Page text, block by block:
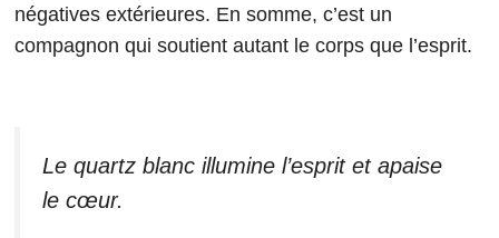
négatives extérieures. En somme, c’est un
compagnon qui soutient autant le corps que l’esprit.
Le quartz blanc illumine l’esprit et apaise
le cœur.